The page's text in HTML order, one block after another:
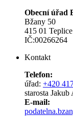
Obecní úřad
Bžany 50
415 01 Teplice
IČ:00266264
Kontakt
Telefon:
úřad: +420
starosta Jakub
E-mail: